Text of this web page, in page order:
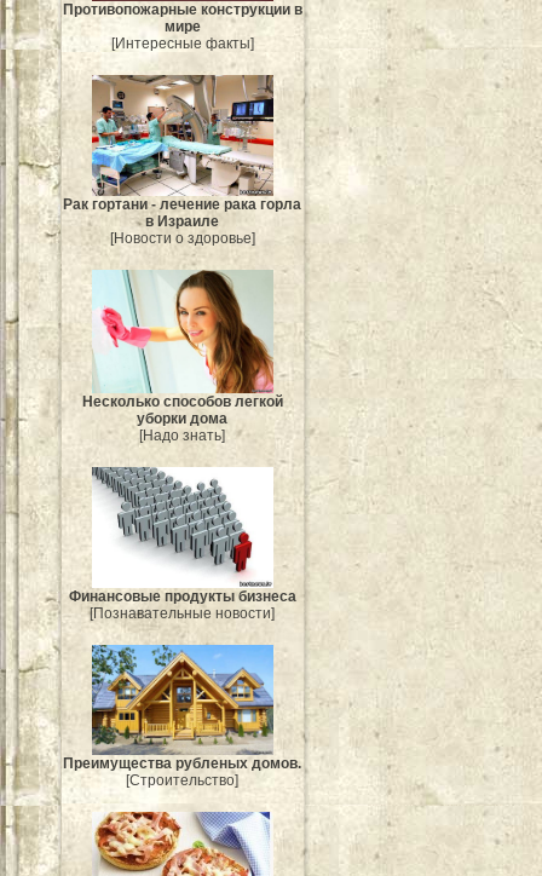
Противопожарные конструкции в
мире
[Интересные факты]
Рак гортани - лечение рака горла
в Израиле
[Новости о здоровье]
Несколько способов легкой
уборки дома
[Надо знать]
Финансовые продукты бизнеса
[Познавательные новости]
Преимущества рубленых домов.
[Строительство]